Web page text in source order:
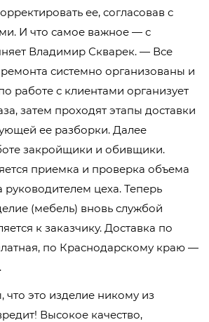
ее, согласовав с
И что самое важное — с
Владимир Скварек. — Все
системно организованы и
работе с клиентами организует
затем проходят этапы доставки
ее разборки. Далее
закройщики и обивщики.
приемка и проверка объема
руководителем цеха. Теперь
(мебель) вновь службой
к заказчику. Доставка по
по Краснодарскому краю —
что это изделие никому из
Высокое качество,